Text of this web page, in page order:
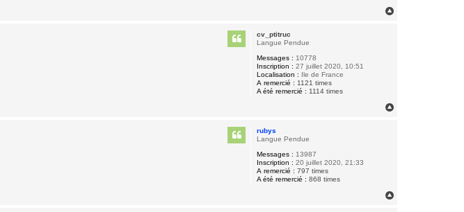
cv_ptitruc
Langue Pendue
Messages : 10778
Inscription : 27 juillet 2020, 10:51
Localisation : Ile de France
A remercié : 1121 times
A été remercié : 1114 times
rubys
Langue Pendue
Messages : 13987
Inscription : 20 juillet 2020, 21:33
A remercié : 797 times
A été remercié : 868 times